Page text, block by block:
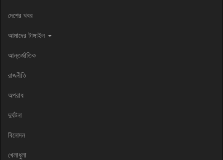
দেশের খবর
আমাদের টাঙ্গাইল
আন্তর্জাতিক
রাজনীতি
অপরাধ
দুর্ঘটনা
বিনোদন
খেলাধুলা